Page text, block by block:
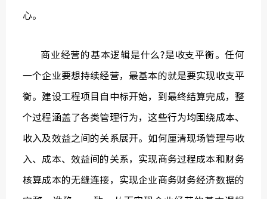
心。
商业经营的基本逻辑是什么?是收支平衡。任何
一个企业要想持续经营，最基本的就是要实现收支平
衡。建设工程项目自中标开始，到最终结算完成，整
个过程涵盖了各类管理行为，这些行为均围绕成本、
收入及效益之间的关系展开。如何厘清现场管理与收
入、成本、效益间的关系，实现商务过程成本和财务
核算成本的无缝连接，实现企业商务财务经济数据的